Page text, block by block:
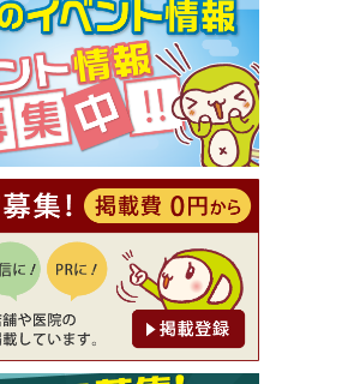
①】初回割引 特価 VIO脱毛11,000円
ンズ専門ワックス脱毛サロン Mickle
）
月30日
特典2】コース 3,500円→3,000円（料
み放題）（創作イタリアン Pia Cu
ーレ））
月30日
特典1】料理全品20％OFF ※18時以
リアン Pia Cuore（ピアクオーレ））
月30日
②】初回割引 特価 鼻毛脱毛 半額 2,2
（メンズ専門ワックス脱毛サロン Mi
ル））
月30日